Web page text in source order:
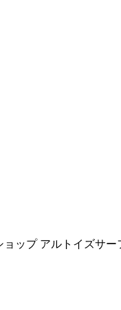
ップ アルトイズサ